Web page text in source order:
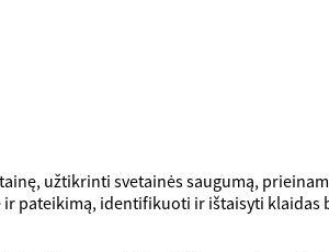
užtikrinti svetainės saugumą,
pateikimą, identifikuoti ir ištaisyti